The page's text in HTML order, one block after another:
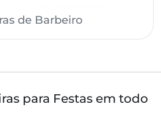
de Barbeiro
para Festas em todo